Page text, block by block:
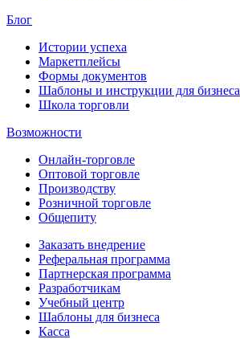
Блог
Истории успеха
Маркетплейсы
Формы документов
Шаблоны и инструкции для бизнеса
Школа торговли
Возможности
Онлайн-торговле
Оптовой торговле
Производству
Розничной торговле
Общепиту
Заказать внедрение
Реферальная программа
Партнерская программа
Разработчикам
Учебный центр
Шаблоны для бизнеса
Касса